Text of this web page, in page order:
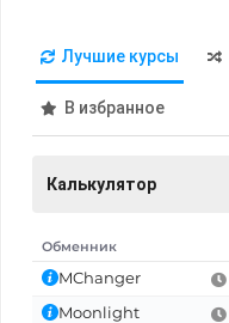
Лучшие курсы
В избранное
Калькулятор
Обменник
MChanger
Moonlight